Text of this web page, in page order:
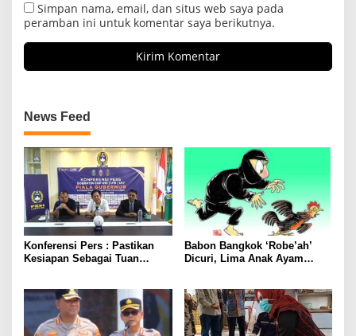
Simpan nama, email, dan situs web saya pada
peramban ini untuk komentar saya berikutnya.
News Feed
Konferensi Pers : Pastikan
Kesiapan Sebagai Tuan
Soeratin Cup Piala Gubernur
Lampung
Babon Bangkok ‘Robe’ah’
Dicuri, Lima Anak Ayam